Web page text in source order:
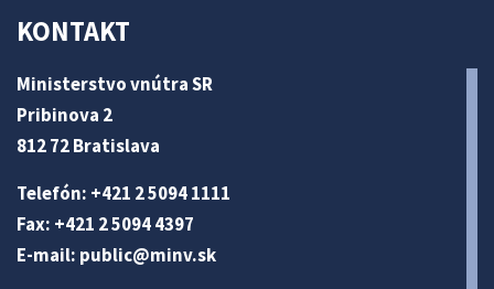
KONTAKT
Ministerstvo vnútra SR
Pribinova 2
812 72 Bratislava
Telefón: +421 2 5094 1111
Fax: +421 2 5094 4397
E-mail: public@minv.sk